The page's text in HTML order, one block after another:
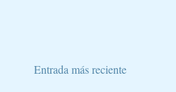
Entrada más reciente